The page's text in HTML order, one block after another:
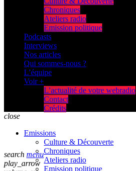
Chroniques
Ateliers radio
Emission politique
Podcasts
Interviews
Nos articles
Qui sommes-nous ?
L’équipe
Voir +
L’actualité de votre webradio
Contact
Crédits
search menu
play_arrow
close
Emissions
Culture & Découverte
Chroniques
Ateliers radio
Emission politique